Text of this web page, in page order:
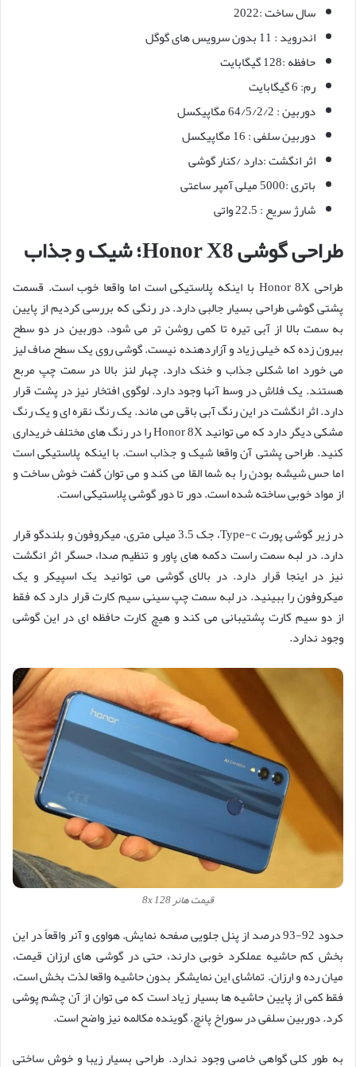
سال ساخت :2022
اندروید : 11 بدون سرویس های گوگل
حافظه :128 گیگابایت
رم: 6 گیگابایت
دوربین : 64/5/2/2 مگاپیکسل
دوربین سلفی : 16 مگاپیکسل
اثر انگشت :دارد /کنار گوشی
باتری :5000 میلی آمپر ساعتی
شارژ سریع : 22.5 واتی
طراحی گوشی Honor X8؛ شیک و جذاب
طراحی Honor 8X با اینکه پلاستیکی است اما واقعا خوب است. قسمت
پشتی گوشی طراحی بسیار جالبی دارد. در رنگی که بررسی کردیم از پایین
به سمت بالا از آبی تیره تا کمی روشن تر می شود. دوربین در دو سطح
بیرون زده که خیلی زیاد و آزاردهنده نیست. گوشی روی یک سطح صاف لیز
می خورد اما شکلی جذاب و خنک دارد. چهار لنز بالا در سمت چپ مربع
هستند. یک فلاش در وسط آنها وجود دارد. لوگوی افتخار نیز در پشت قرار
دارد. اثر انگشت در این رنگ آبی باقی می ماند. یک رنگ نقره ای و یک رنگ
مشکی دیگر دارد که می توانید Honor 8X را در رنگ های مختلف خریداری
کنید. طراحی پشتی آن واقعا شیک و جذاب است. با اینکه پلاستیکی است
اما حس شیشه بودن را به شما القا می کند و می توان گفت خوش ساخت و
از مواد خوبی ساخته شده است. دور تا دور گوشی پلاستیکی است.
در زیر گوشی پورت Type-c، جک 3.5 میلی متری، میکروفون و بلندگو قرار
دارد. در لبه سمت راست دکمه های پاور و تنظیم صدا، حسگر اثر انگشت
نیز در اینجا قرار دارد. در بالای گوشی می توانید یک اسپیکر و یک
میکروفون را ببینید. در لبه سمت چپ سینی سیم کارت قرار دارد که فقط
از دو سیم کارت پشتیبانی می کند و هیچ کارت حافظه ای در این گوشی
وجود ندارد.
قیمت هانر 8x 128
حدود 92-93 درصد از پنل جلویی صفحه نمایش. هواوی و آنر واقعاً در این
بخش کم حاشیه عملکرد خوبی دارند، حتی در گوشی های ارزان قیمت،
میان رده و ارزان. تماشای این نمایشگر بدون حاشیه واقعا لذت بخش است،
فقط کمی از پایین حاشیه ها بسیار زیاد است که می توان از آن چشم پوشی
کرد. دوربین سلفی در سوراخ پانچ. گوینده مکالمه نیز واضح است.
به طور کلی گواهی خاصی وجود ندارد. طراحی بسیار زیبا و خوش ساختی